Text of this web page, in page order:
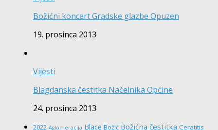
Božićni koncert Gradske glazbe Opuzen
19. prosinca 2013
Vijesti
Blagdanska čestitka Načelnika Općine
24. prosinca 2013
2022 Aglomeracija Blace Božić Božićna čestitka Ceratitis